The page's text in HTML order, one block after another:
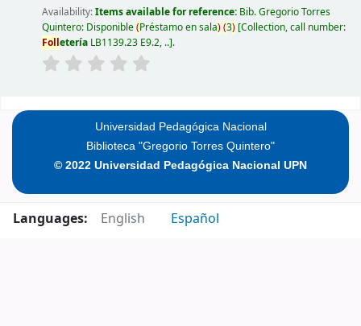
Availability:Items available for reference: Bib. Gregorio Torres
Quintero: Disponible(Préstamo en sala)(3) Collection, call number:
Folletería LB1139.23 E9.2, .. .
Universidad Pedagógica Nacional
Biblioteca "Gregorio Torres Quintero"
© 2022 Universidad Pedagógica Nacional UPN
Languages: English Español